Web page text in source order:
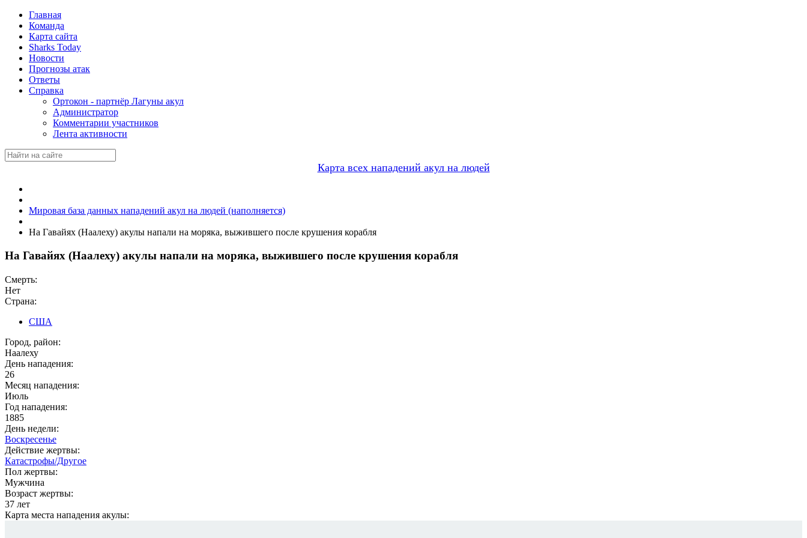
Главная
Команда
Карта сайта
Sharks Today
Новости
Прогнозы атак
Ответы
Справка
Ортокон - партнёр Лагуны акул
Администратор
Комментарии участников
Лента активности
Карта всех нападений акул на людей
Мировая база данных нападений акул на людей (наполняется)
На Гавайях (Наалеху) акулы напали на моряка, выжившего после крушения корабля
На Гавайях (Наалеху) акулы напали на моряка, выжившего после крушения корабля
Смерть:
Нет
Страна:
США
Город, район:
Наалеху
День нападения:
26
Месяц нападения:
Июль
Год нападения:
1885
День недели:
Воскресенье
Действие жертвы:
Катастрофы/Другое
Пол жертвы:
Мужчина
Возраст жертвы:
37 лет
Карта места нападения акулы: